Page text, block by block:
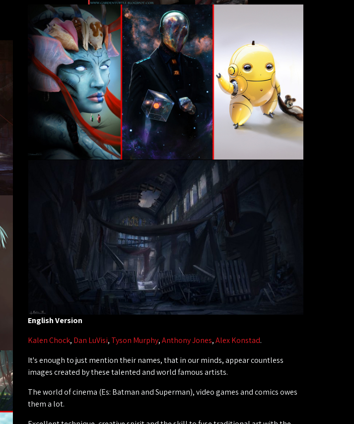
English Version
Kalen Chock, Dan LuVisi, Tyson Murphy,Anthony Jones,Alex Konstad.
It's enough to just mention their names, that in our minds, appear countless
images created by these talented and world famous artists.
The world of cinema (Es: Batman and Superman), video games and comics owes
them a lot.